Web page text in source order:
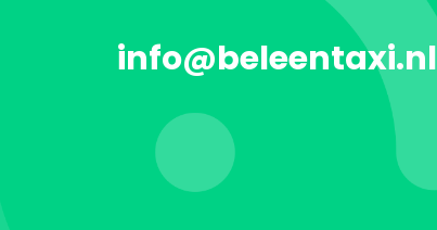
info@beleentaxi.nl